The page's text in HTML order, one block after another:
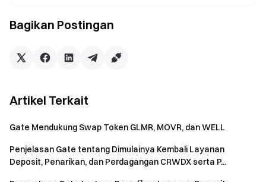
Daftardan klaim hadiah selamat datang hingga $10,000
Undang teman
dan dapatkan komisi 40%
Tetap Terhubung
Kunjungi situs web resmi Gate
Ikuti kami di X (Twitter)
Bergabung dengan komunitas Telegram kamiuntuk
Berinteraksi dengan komunitas global kamiuntuk
mendapatkan wawasan terbaru
Bagikan Postingan
Artikel Terkait
Gate Mendukung Swap Token GLMR, MOVR, dan WELL
Penjelasan Gate tentang Dimulainya Kembali Layanan
Deposit, Penarikan, dan Perdagangan CRWDX serta P...